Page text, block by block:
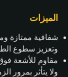
الميزات
شفافية ممتازة
وتعزيز سطوع
مقاوم للأشعة
ولا يتأثر بمرور